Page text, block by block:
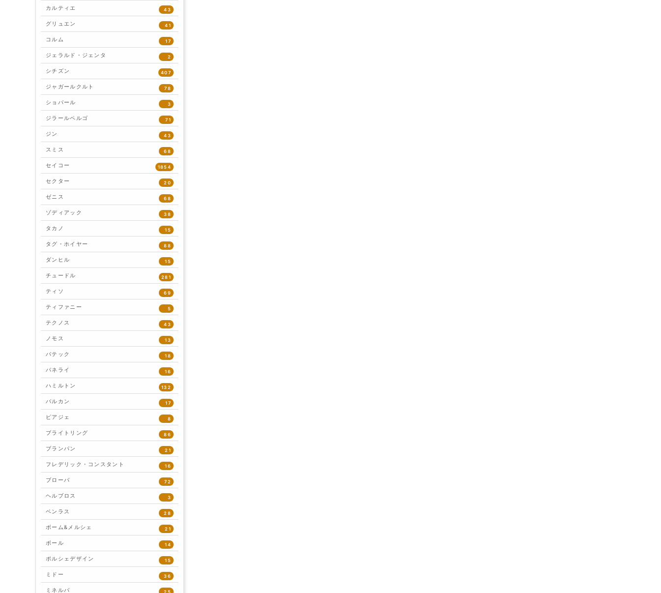
カルティエ 43
グリュエン 41
コルム 17
ジェラルド・ジェンタ 2
シチズン 407
ジャガールクルト 78
ショパール 3
ジラールペルゴ 71
ジン 43
スミス 68
セイコー 1854
セクター 20
ゼニス 68
ゾディアック 38
タカノ 15
タグ・ホイヤー 88
ダンヒル 15
チュードル 281
ティソ 69
ティファニー 5
テクノス 43
ノモス 13
パテック 18
パネライ 16
ハミルトン 132
バルカン 17
ピアジェ 8
ブライトリング 86
ブランパン 21
フレデリック・コンスタント 16
ブローバ 72
ヘルブロス 3
ベンラス 28
ボーム&メルシェ 21
ボール 14
ポルシェデザイン 15
ミドー 36
ミネルバ 25